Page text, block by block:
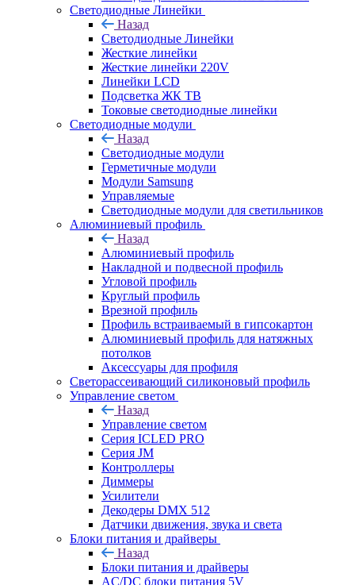
Светодиодные Линейки
Назад
Светодиодные Линейки
Жесткие линейки
Жесткие линейки 220V
Линейки LCD
Подсветка ЖК ТВ
Токовые светодиодные линейки
Светодиодные модули
Назад
Светодиодные модули
Герметичные модули
Модули Samsung
Управляемые
Светодиодные модули для светильников
Алюминиевый профиль
Назад
Алюминиевый профиль
Накладной и подвесной профиль
Угловой профиль
Круглый профиль
Врезной профиль
Профиль встраиваемый в гипсокартон
Алюминиевый профиль для натяжных
потолков
Аксессуары для профиля
Светорассеивающий силиконовый профиль
Управление светом
Назад
Управление светом
Серия ICLED PRO
Серия JM
Контроллеры
Диммеры
Усилители
Декодеры DMX 512
Датчики движения, звука и света
Блоки питания и драйверы
Назад
Блоки питания и драйверы
AC/DC блоки питания 5V